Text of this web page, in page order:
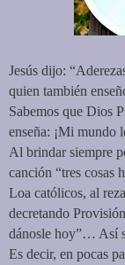
Jesús dijo:
quien también
Sabemos que Dios
enseña: ¡Mi mundo
Al brindar siempre
canción “tres cosas
Loa católicos, al
decretando
dánosle hoy”… Así
Es decir, en pocas